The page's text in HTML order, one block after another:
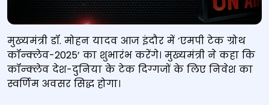
मुख्यमंत्री डॉ. मोहन यादव आज इंदौर में ‘एमपी टेक ग्रोथ
कॉन्क्लेव-2025’ का शुभारंभ करेंगे। मुख्यमंत्री ने कहा कि
कॉन्क्लेव देश-दुनिया के टेक दिग्गजों के लिए निवेश का
स्वर्णिम अवसर सिद्ध होगा।